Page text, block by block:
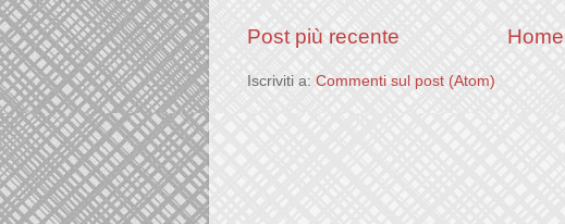
Post più recente
Iscriviti a: Commenti sul post (Atom)